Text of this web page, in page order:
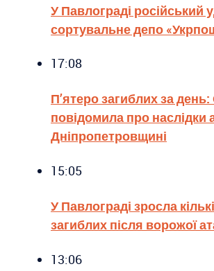
У Павлограді російський
сортувальне депо
17:08
П’ятеро загиблих за
повідомила про наслідки
Дніпропетровщині
15:05
У Павлограді зросла
загиблих після ворожої
13:06